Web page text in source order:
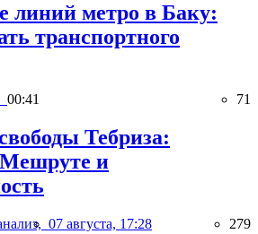
линий метро в Баку:
транспортного
00:41 71
Тебриза:
и
07 августа, 17:28 279